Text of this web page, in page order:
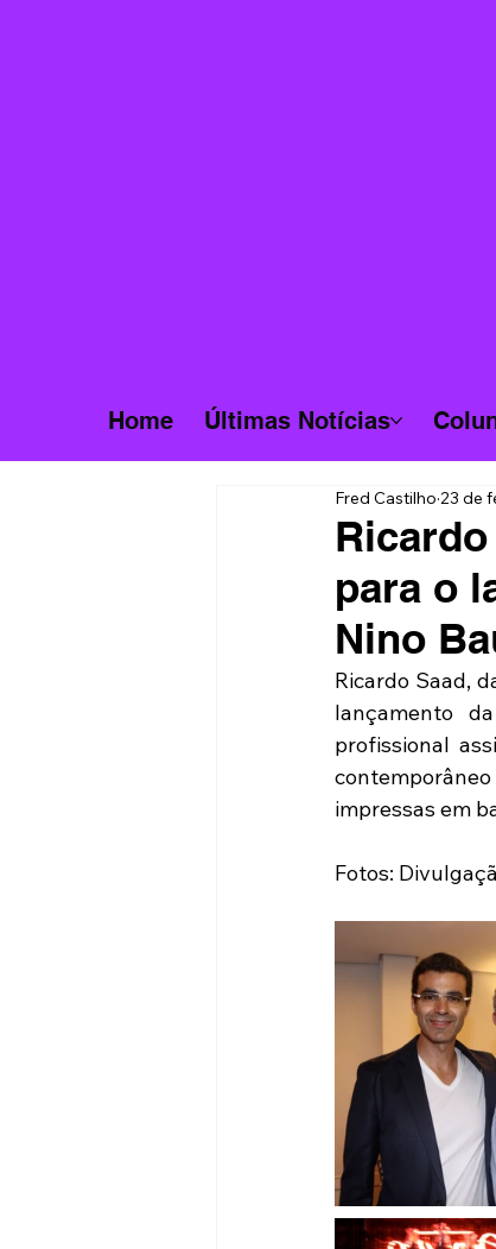
Home Últimas Notícias
para o
Nino
Fred Castilho 23 de
Ricardo Saad,
lançamento
profissional
impressas em
Fotos: